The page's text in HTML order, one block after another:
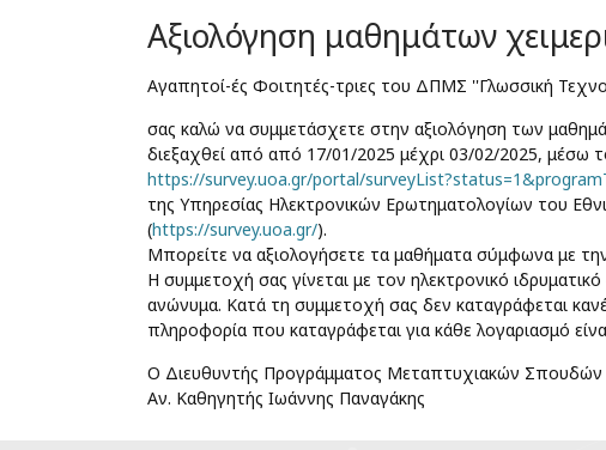
Αξιολόγηση μαθημάτων
Αγαπητοί-ές Φοιτητές-τριες του ΔΠΜΣ ''Γλωσσική
σας καλώ να συμμετάσχετε στην αξιολόγηση των
διεξαχθεί από από 17/01/2025 μέχρι 03/02/2025, μέσω
https://survey.uoa.gr/portal/
της Υπηρεσίας Ηλεκτρονικών Ερωτηματολογίων του
(https://survey.uoa.gr/).
Μπορείτε να αξιολογήσετε τα μαθήματα σύμφωνα με
Η συμμετοχή σας γίνεται με τον ηλεκτρονικό
ανώνυμα. Κατά τη συμμετοχή σας δεν καταγράφεται
πληροφορία που καταγράφεται για κάθε λογαριασμό
Ο Διευθυντής Προγράμματος Μεταπτυχιακών Σπουδών
Αν. Καθηγητής Ιωάννης Παναγάκης